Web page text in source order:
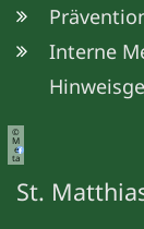
Interne
©
M
e
ta
St.